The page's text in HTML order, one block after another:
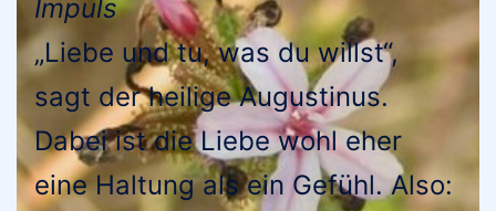
Impuls
„Liebe und tu, was du willst“,
sagt der heilige Augustinus.
Dabei ist die Liebe wohl eher
eine Haltung als ein Gefühl. Also: